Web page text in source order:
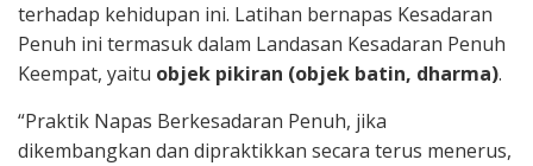
terhadap kehidupan ini. Latihan bernapas Kesadaran
Penuh ini termasuk dalam Landasan Kesadaran Penuh
Keempat, yaitu objek pikiran (objek batin, dharma).
“Praktik Napas Berkesadaran Penuh, jika
dikembangkan dan dipraktikkan secara terus menerus,